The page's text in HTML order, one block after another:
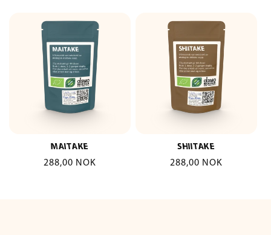
MAITAKE
Vanlig
288,00 NOK
SHIITAKE
Vanlig
288,00 NOK